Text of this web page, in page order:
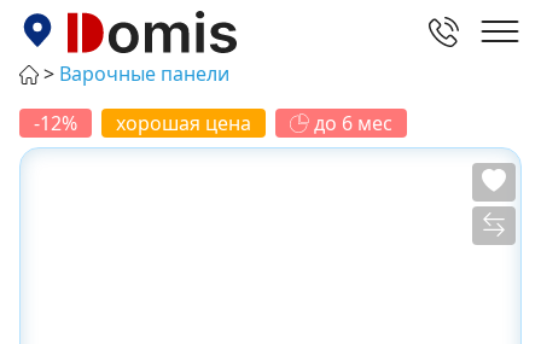
Варочные панели
-12%
хорошая цена до 6 мес